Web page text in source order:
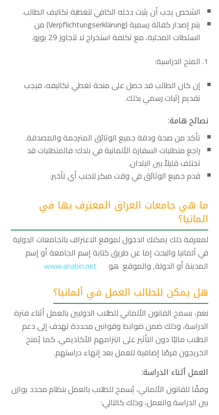
الشخص يجب أن يثبت دخله الكافي لتغطية تكاليف الطالب.
يتم إصدار كفالة رسمية (Verpflichtungserklärung) من
السلطات المحلية، مع تكلفة استخراج لا تتجاوز 29 يورو.
المنح الدراسية:
إن كان الطالب قد حصل على منحة تغطي تكاليفه، فيجب
تقديم إثبات رسمي بذلك.
نصائح هامة:
تأكد من صحة ودقة جميع الوثائق المترجمة والمصدقة.
راجع متطلبات السفارة الألمانية في بلدك؛ فالمتطلبات قد
تختلف قليلاً بين البلدان.
قدم جميع الوثائق في وقت مبكر لتجنب أي تأخير.
ما هي جامعات العراق المعترف بها في
المانيا؟
لمعرفة ذلك يمكنك الدخول لموقع الاعتراف بالجامعات الدولية
في ألمانيا والبحث إما عن طريق كتابة إسم الجامعة أو إسم
المدينة أو الدولة, والموقع هو www.anabin.net
هل يمكن للطالب العمل في ألمانيا؟
نعم، يسمح القانون الألماني للطلاب الدوليين بالعمل أثناء فترة
الدراسة، وذلك ضمن ضوابط وقوانين محددة تهدف إلى دعم
الطلاب ماليًا دون التأثير على التزامهم الأكاديمي. كما يُمنح
الخريجون فرصًا إضافية للعمل بعد إنهاء دراستهم.
العمل أثناء الدراسة:
وفقًا للقانون الألماني، يُسمح للطلاب بالعمل بنظام محدد يوازن
بين الدراسة والعمل، وذلك كالتالي: